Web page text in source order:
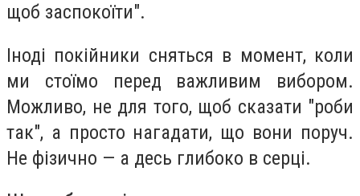
щоб заспокоїти".
Іноді покійники сняться в момент, коли
ми стоїмо перед важливим вибором.
Можливо, не для того, щоб сказати "роби
так", а просто нагадати, що вони поруч.
Не фізично — а десь глибоко в серці.